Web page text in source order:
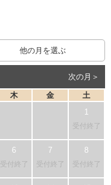
他の月を選ぶ
次の月＞
木 金 土
受付終了
受付終了 受付終了 受付終了